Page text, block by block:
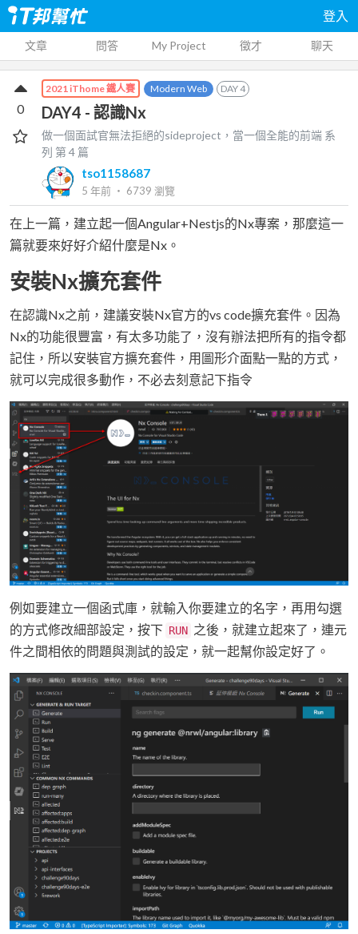
登入
文章 問答 My Project 徵才 聊天
2021 iThome 鐵人賽 Modern Web DAY4
DAY4 - 認識Nx
做一個面試官無法拒絕的sideproject，當一個全能的前端 系
列 第4 篇
tso1158687
5 年前 ‧ 6739 瀏覽
0
在上一篇，建立起一個Angular+Nestjs的Nx專案，那麼這一
篇就要來好好介紹什麼是Nx。
安裝Nx擴充套件
在認識Nx之前，建議安裝Nx官方的vs code擴充套件。因為
Nx的功能很豐富，有太多功能了，沒有辦法把所有的指令都
記住，所以安裝官方擴充套件，用圖形介面點一點的方式，
就可以完成很多動作，不必去刻意記下指令
例如要建立一個函式庫，就輸入你要建立的名字，再用勾選
的方式修改細部設定，按下 RUN 之後，就建立起來了，連元
件之間相依的問題與測試的設定，就一起幫你設定好了。